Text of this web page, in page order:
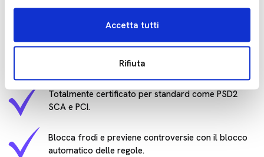
Accetta tutti
Rifiuta
Ottieni un'esperienza utente perfetta con Kooomo Payments,
mentre sei protetto dalle frodi online. Implementiamo
clienti godano dei metodi di pagamento più sicuri.
Totalmente certificato per standard come PSD2
SCA e PCI.
Blocca frodi e previene controversie con il blocco
automatico delle regole.